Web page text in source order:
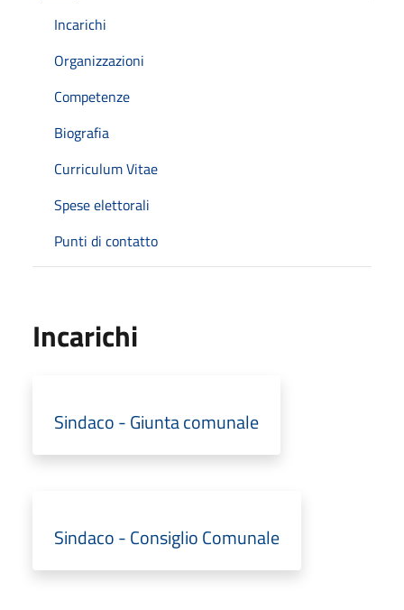
Incarichi
Organizzazioni
Competenze
Biografia
Curriculum Vitae
Spese elettorali
Punti di contatto
Incarichi
Sindaco - Giunta comunale
Sindaco - Consiglio Comunale